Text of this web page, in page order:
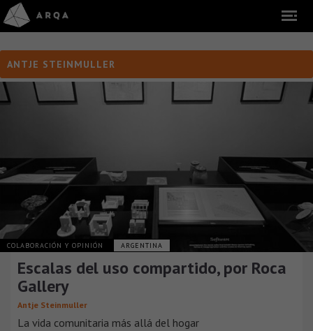
ANTJE STEINMULLER
COLABORACIÓN Y OPINIÓN ARGENTINA
Escalas del uso compartido, por Roca
Gallery
Antje Steinmuller
La vida comunitaria más allá del hogar